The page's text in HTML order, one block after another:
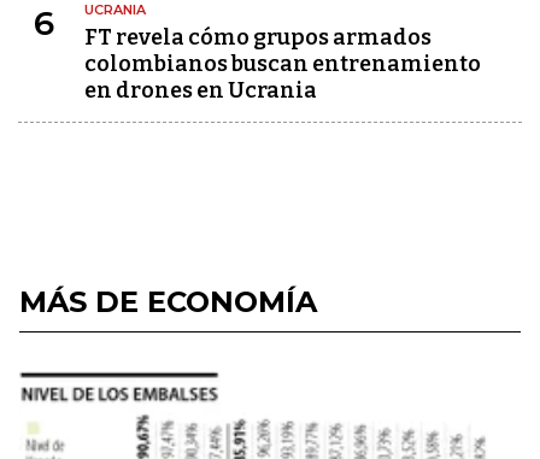
6 UCRANIA
FT revela cómo grupos armados
colombianos buscan entrenamiento
en drones en Ucrania
MÁS DE ECONOMÍA